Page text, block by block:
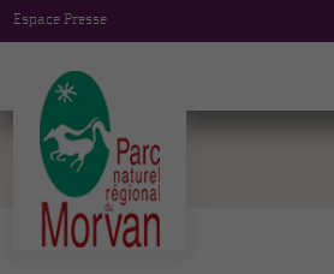
Espace Presse